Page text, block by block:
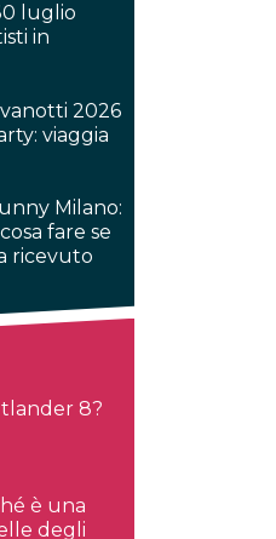
luglio
in
2026
viaggia
Milano:
fare se
ricevuto
8?
è una
degli